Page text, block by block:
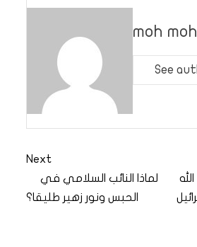
moh moh
See
Next
لماذا النائب السلامي في
الحبس ونور زهير طليقا؟